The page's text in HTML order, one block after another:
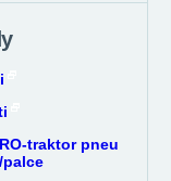
traktor pneu
palce